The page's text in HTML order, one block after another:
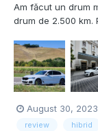
Am făcut un drum
drum de 2.500
impresie pe care
plăcut sau chiar m-
August 30, 2023
review hibrid